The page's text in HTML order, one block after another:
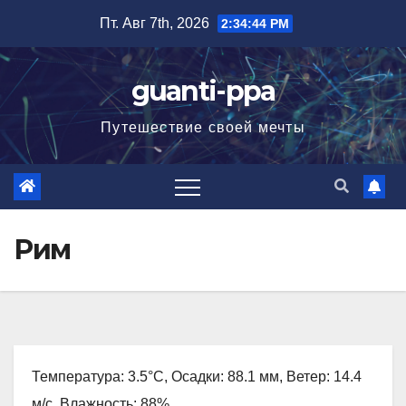
содержимому
Пт. Авг 7th, 2026 2:34:45 PM
guanti-ppa
Путешествие своей мечты
Рим
Температура: 3.5°C, Осадки: 88.1 мм, Ветер: 14.4